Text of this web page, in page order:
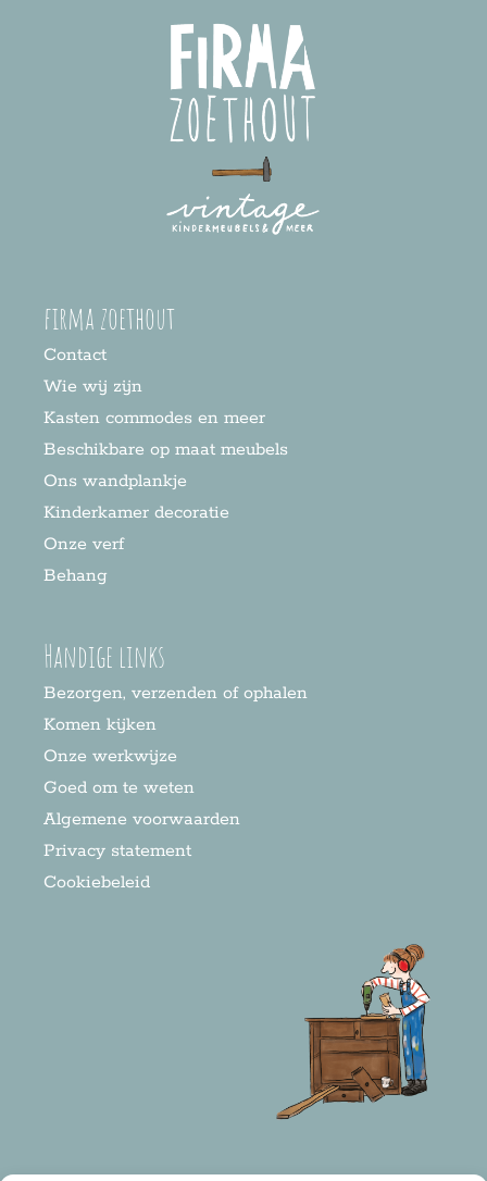
firma zoethout
Contact
Wie wij zijn
Kasten commodes en meer
Beschikbare op maat meubels
Ons wandplankje
Kinderkamer decoratie
Onze verf
Behang
Handige links
Bezorgen, verzenden of ophalen
Komen kijken
Onze werkwijze
Goed om te weten
Algemene voorwaarden
Privacy statement
Cookiebeleid